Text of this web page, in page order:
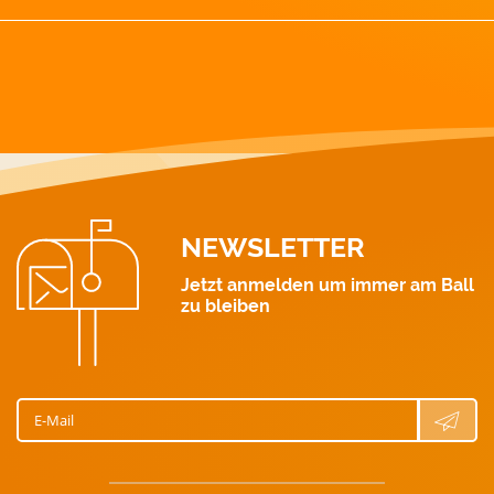
Wasser: 0463 521 411
NEWSLETTER
Jetzt anmelden um immer am Ball
zu bleiben
E-Mail